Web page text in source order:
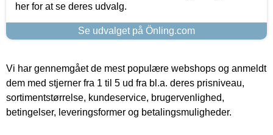
her for at se deres udvalg.
Se udvalget på Önling.com
Vi har gennemgået de mest populære webshops og anmeldt
dem med stjerner fra 1 til 5 ud fra bl.a. deres prisniveau,
sortimentstørrelse, kundeservice, brugervenlighed,
betingelser, leveringsformer og betalingsmuligheder.